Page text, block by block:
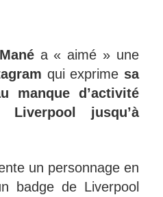
a « aimé » une
qui exprime sa
manque d’activité
jusqu’à
un personnage en
badge de Liverpool